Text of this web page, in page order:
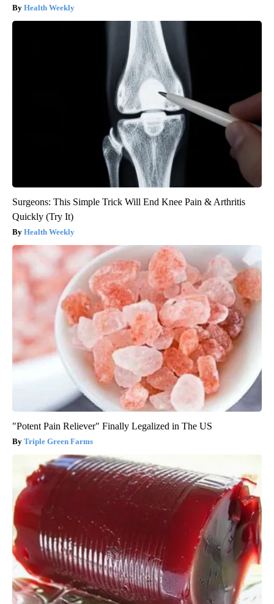
Health Weekly
Surgeons: This Simple Trick Will End Knee Pain & Arthritis
Quickly (Try It)
Health Weekly
"Potent Pain Reliever" Finally Legalized in The US
Triple Green Farms